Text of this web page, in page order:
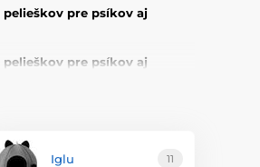
pelieškov pre psíkov aj
pelieškov pre psíkov aj
Iglu 11